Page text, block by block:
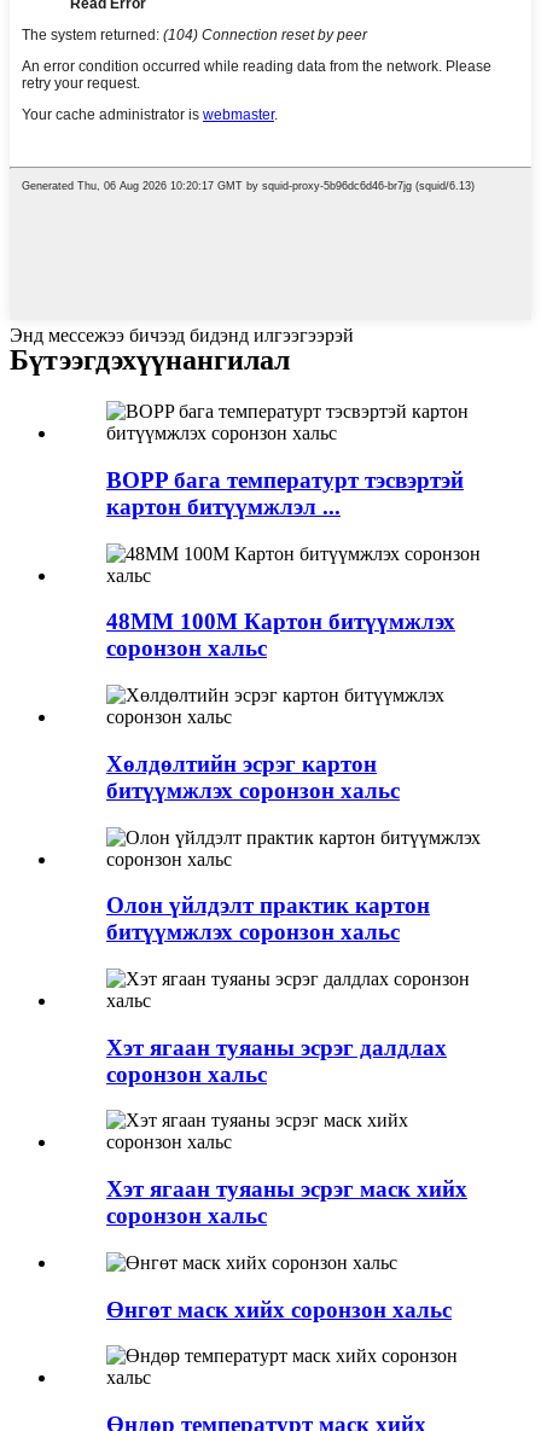
Энд мессежээ бичээд бидэнд илгээгээрэй
Бүтээгдэхүүнангилал
BOPP бага температурт тэсвэртэй
картон битүүмжлэл ...
48MM 100M Картон битүүмжлэх
соронзон хальс
Хөлдөлтийн эсрэг картон
битүүмжлэх соронзон хальс
Олон үйлдэлт практик картон
битүүмжлэх соронзон хальс
Хэт ягаан туяаны эсрэг далдлах
соронзон хальс
Хэт ягаан туяаны эсрэг маск хийх
соронзон хальс
Өнгөт маск хийх соронзон хальс
Өндөр температурт маск хийх